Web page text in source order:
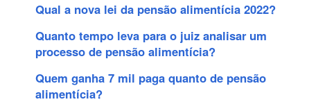
Qual a nova lei da pensão alimentícia 2022?
Quanto tempo leva para o juiz analisar um
processo de pensão alimentícia?
Quem ganha 7 mil paga quanto de pensão
alimentícia?